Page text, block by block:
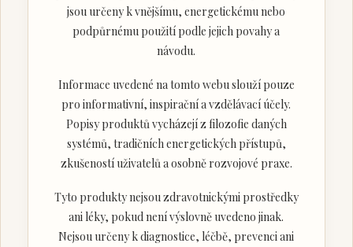
jsou určeny k vnějšímu, energetickému nebo
podpůrnému použití podle jejich povahy a
návodu.
Informace uvedené na tomto webu slouží pouze
pro informativní, inspirační a vzdělávací účely.
Popisy produktů vycházejí z filozofie daných
systémů, tradičních energetických přístupů,
zkušeností uživatelů a osobně rozvojové praxe.
Tyto produkty nejsou zdravotnickými prostředky
ani léky, pokud není výslovně uvedeno jinak.
Nejsou určeny k diagnostice, léčbě, prevenci ani